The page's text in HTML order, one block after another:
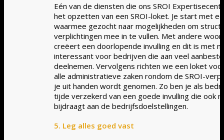
Eén van de diensten die ons SROI
het opzetten van een SROI-loket. Je start met
waarmee gezocht naar mogelijkheden om
verplichtingen mee in te vullen. Met andere
creëert een doorlopende invulling en dit is met
interessant voor bedrijven die aan veel
deelnemen. Vervolgens richten we een loket
alle administratieve zaken rondom de SROI-
je uit handen wordt genomen. Zo ben je als
tijde verzekerd van een goede invulling die ook
bijdraagt aan de bedrijfsdoelstellingen.
5. Leg alles goed vast